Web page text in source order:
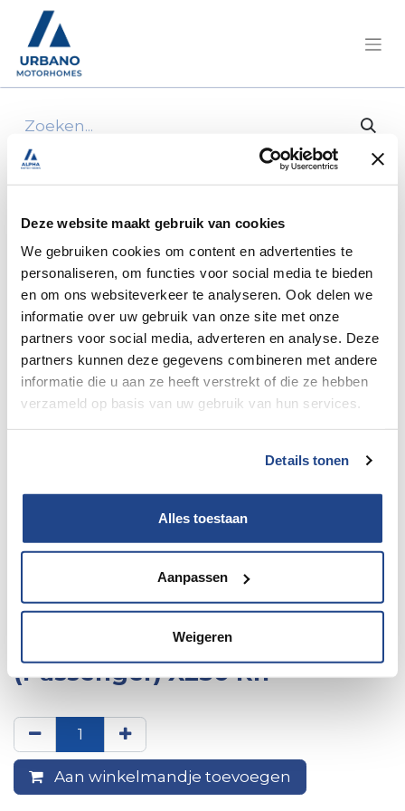
Deze website maakt gebruik van cookies
We gebruiken cookies om content en advertenties te
personaliseren, om functies voor social media te bieden
en om ons websiteverkeer te analyseren. Ook delen we
informatie over uw gebruik van onze site met onze
partners voor social media, adverteren en analyse. Deze
partners kunnen deze gegevens combineren met andere
informatie die u aan ze heeft verstrekt of die ze hebben
verzameld op basis van uw gebruik van hun services.
Details tonen
Alles toestaan
Aanpassen
Weigeren
Alle producten
--> 4822Dx Swivel Seat Fiat Ducato 2007
--> 4822Dx Swivel Seat Fiat
Ducato 2007 Model, Right
(Passenger) X250 Rh
Aan winkelmandje toevoegen